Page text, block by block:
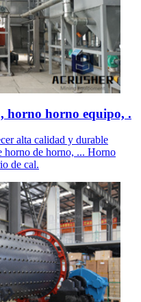
horno horno equipo, .
alta calidad y durable
horno de horno, ... Horno
de cal.